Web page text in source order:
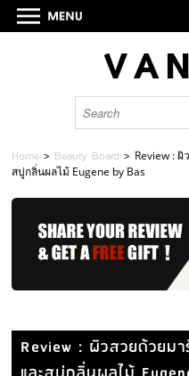
Home > Beauty Board > Review :
สบู่กลิ่นผลไม้ Eugene by Bas
Review : ผิวสวยด้วยม